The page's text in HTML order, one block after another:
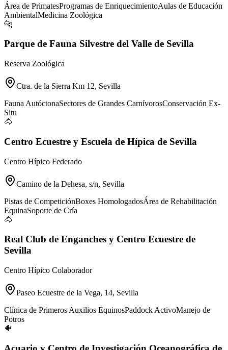
Área de PrimatesProgramas de EnriquecimientoAulas de Educación
AmbientalMedicina Zoológica
🐆
Parque de Fauna Silvestre del Valle de Sevilla
Reserva Zoológica
Ctra. de la Sierra Km 12, Sevilla
Fauna AutóctonaSectores de Grandes CarnívorosConservación Ex-
Situ
🐴
Centro Ecuestre y Escuela de Hípica de Sevilla
Centro Hípico Federado
Camino de la Dehesa, s/n, Sevilla
Pistas de CompeticiónBoxes HomologadosÁrea de Rehabilitación
EquinaSoporte de Cría
🐴
Real Club de Enganches y Centro Ecuestre de
Sevilla
Centro Hípico Colaborador
Paseo Ecuestre de la Vega, 14, Sevilla
Clínica de Primeros Auxilios EquinosPaddock ActivoManejo de
Potros
🐠